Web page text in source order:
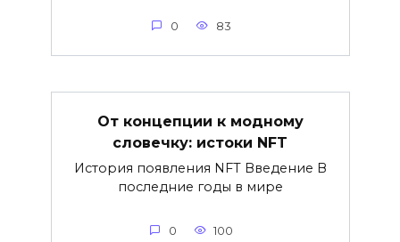
0 83
От концепции к модному
словечку: истоки NFT
История появления NFT Введение В
последние годы в мире
0 100